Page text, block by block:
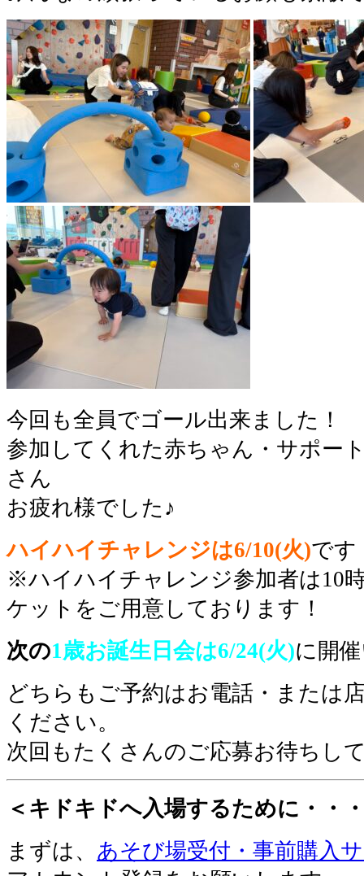
今回も全員でゴール出来ました！
参加してくれた赤ちゃん・サポー
さん
お疲れ様でした♪
ハイハイチャレンジは6/10(火)です
※ハイハイチャレンジ参加者は10
ケットをご用意しております！
次の1歳お誕生日会は6/24(火)に開
どちらもご予約はお電話・または
ください。
次回もたくさんのご応募お待ちし
＜キドキドへ入場するために・・
まずは、 あそび場受付・事前購入